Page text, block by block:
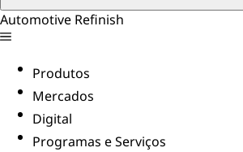
Automotive Refinish
Produtos
Mercados
Digital
Programas e Serviços